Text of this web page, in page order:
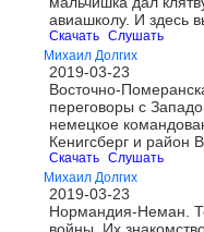
авиашколу. И здесь
Скачать Слушать
Михаил Долгих
2019-03-23
Восточно-
переговоры с
немецкое
Кенигсберг и район
Скачать Слушать
Михаил Долгих
2019-03-23
Нормандия-Неман.